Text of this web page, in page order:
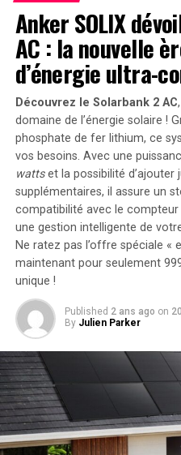
Le travail au
ses fruits
Bruno Lopes
affaires !
Regardez
@ESPNPlus
— UFC
2024
Un Retour
Lopes
Anker SOLIX
AC : la nouvelle
d’énergie ultra-
Découvrez le Solarbank 2 AC
domaine de l’énergie solaire !
phosphate de fer lithium, ce
vos besoins. Avec une
wattset la possibilité d’ajouter
supplémentaires, il assure un
compatibilité avec le
une gestion intelligente de
Ne ratez pas l’offre spéciale «
maintenant pour seulement
unique !
Published 2 ans ago on
By Julien Parker